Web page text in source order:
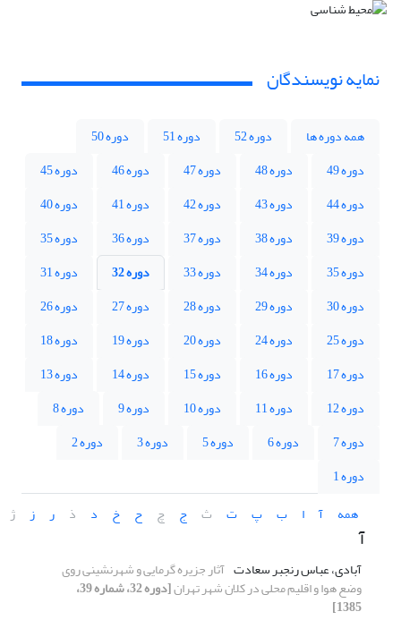
نمایه نویسندگان
همه دوره ها دوره 52 دوره 51
دوره 50
دوره 49
دوره 48 دوره 47 دوره 46
دوره 45
دوره 44
دوره 43 دوره 42 دوره 41
دوره 40
دوره 39
دوره 38 دوره 37 دوره 36
دوره 35
دوره 35
دوره 34 دوره 33 دوره 32
دوره 31
دوره 30
دوره 29 دوره 28 دوره 27
دوره 26
دوره 25
دوره 24 دوره 20 دوره 19
دوره 18
دوره 17
دوره 16 دوره 15 دوره 14
دوره 13
دوره 12
دوره 11 دوره 10 دوره 9
دوره 8
دوره 7
دوره 6 دوره 5 دوره 3
دوره 2
دوره 1
همه
آ ا ب پ ت ث ج چ ح خ د ذ ر ز ژ
آ
آبادی، عباس رنجبر سعادت آثار جزیره گرمایی و شهرنشینی روی
وضع هوا و اقلیم محلی در کلان شهر تهران [دوره 32، شماره 39،
1385]